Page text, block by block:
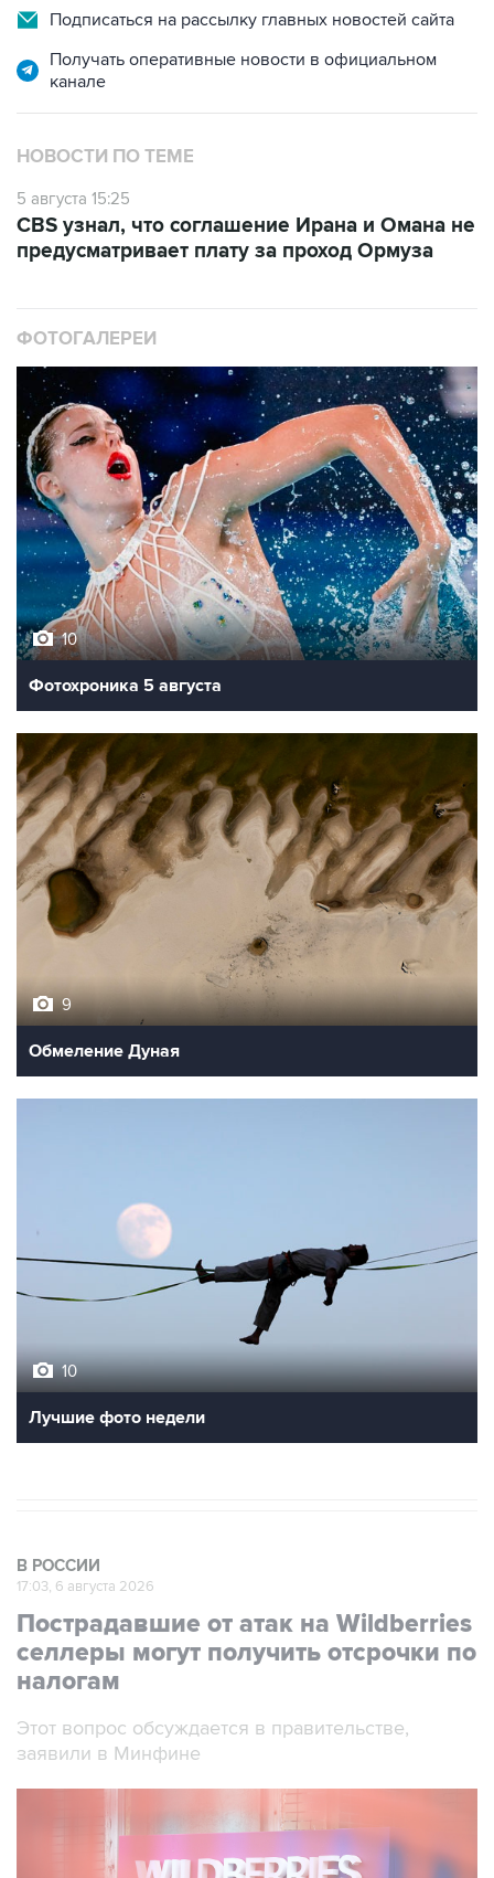
Подписаться на рассылку главных новостей сайта
Получать оперативные новости в официальном
канале
НОВОСТИ ПО ТЕМЕ
5 августа 15:25
CBS узнал, что соглашение Ирана и Омана не
предусматривает плату за проход Ормуза
ФОТОГАЛЕРЕИ
10
Фотохроника 5 августа
9
Обмеление Дуная
10
Лучшие фото недели
В РОССИИ
17:03, 6 августа 2026
Пострадавшие от атак на Wildberries
селлеры могут получить отсрочки по
налогам
Этот вопрос обсуждается в правительстве,
заявили в Минфине